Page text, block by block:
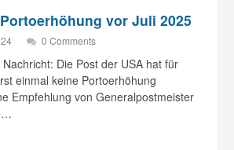
vor Juli 2025
0 Comments
Die Post der USA hat für
einmal keine Portoerhöhung
Empfehlung von Generalpostmeister